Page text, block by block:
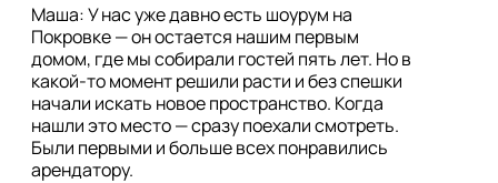
Маша: У нас уже давно есть шоурум на
Покровке — он остается нашим первым
домом, где мы собирали гостей пять лет. Но в
какой-то момент решили расти и без спешки
начали искать новое пространство. Когда
нашли это место — сразу поехали смотреть.
Были первыми и больше всех понравились
арендатору.